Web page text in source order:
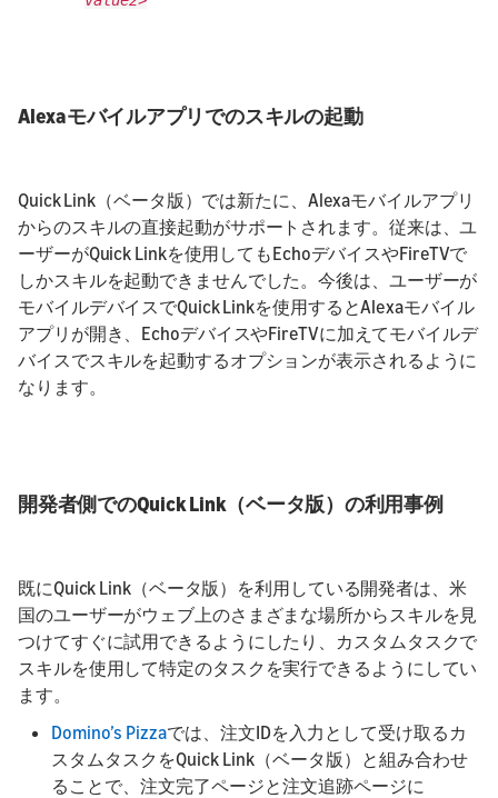
Alexaモバイルアプリでのスキルの起動
Quick Link（ベータ版）では新たに、Alexaモバイルアプリ
からのスキルの直接起動がサポートされます。従来は、ユ
ーザーがQuick Linkを使用してもEchoデバイスやFireTVで
しかスキルを起動できませんでした。今後は、ユーザーが
モバイルデバイスでQuick Linkを使用するとAlexaモバイル
アプリが開き、EchoデバイスやFireTVに加えてモバイルデ
バイスでスキルを起動するオプションが表示されるように
なります。
開発者側でのQuick Link（ベータ版）の利用事例
既にQuick Link（ベータ版）を利用している開発者は、米
国のユーザーがウェブ上のさまざまな場所からスキルを見
つけてすぐに試用できるようにしたり、カスタムタスクで
スキルを使用して特定のタスクを実行できるようにしてい
ます。
Domino’s Pizzaでは、注文IDを入力として受け取るカ
スタムタスクをQuick Link（ベータ版）と組み合わせ
ることで、注文完了ページと注文追跡ページに